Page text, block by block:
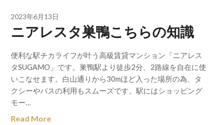
2023年6月13日
ニアレスタ巣鴨こちらの知識
便利な駅チカライフが叶う高級賃貸マンション「ニアレス
タSUGAMO」です。巣鴨駅より徒歩2分、2路線を自在に使
いこなせます。白山通りから30mほど入った場所の為、タ
クシーやバスの利用もスムーズです。駅にはショッピング
モー…
Read More